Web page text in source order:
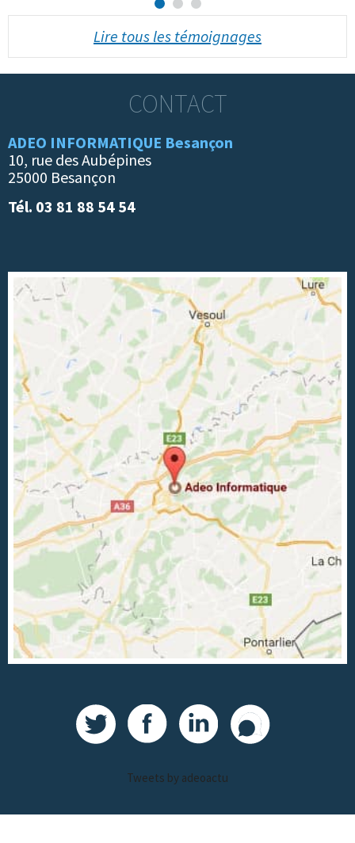
Lire tous les témoignages
CONTACT
ADEO INFORMATIQUE Besançon
10, rue des Aubépines
25000 Besançon
Tél. 03 81 88 54 54
Tweets by adeoactu